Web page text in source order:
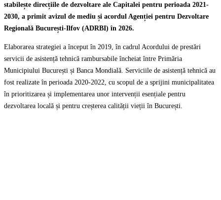
stabilește direcțiile de dezvoltare ale Capitalei pentru perioada 2021-
2030, a primit avizul de mediu și acordul Agenției pentru Dezvoltare
Regională București-Ilfov (ADRBI) în 2026.
Elaborarea strategiei a început în 2019, în cadrul Acordului de prestări
servicii de asistență tehnică rambursabile încheiat între Primăria
Municipiului București și Banca Mondială. Serviciile de asistență tehnică au
fost realizate în perioada 2020-2022, cu scopul de a sprijini municipalitatea
în prioritizarea și implementarea unor intervenții esențiale pentru
dezvoltarea locală și pentru creșterea calității vieții în București.